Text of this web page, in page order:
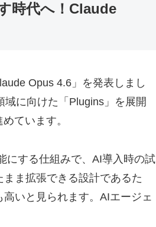
時代へ！Claude
Opus 4.6」を発表しまし
に向けた「Plugins」を展開
ています。
にする仕組みで、AI導入時の試
ま拡張できる設計であるた
いと見られます。AIエージェ